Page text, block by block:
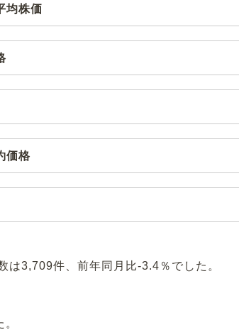
均株価
価格
は3,709件、前年同月比-3.4％でした。